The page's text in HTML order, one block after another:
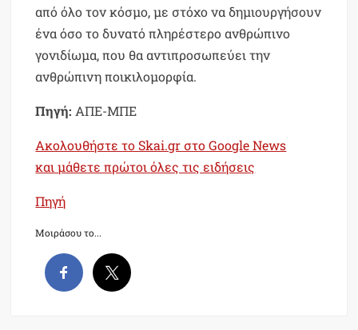
από όλο τον κόσμο, με στόχο να δημιουργήσουν
ένα όσο το δυνατό πληρέστερο ανθρώπινο
γονιδίωμα, που θα αντιπροσωπεύει την
ανθρώπινη ποικιλομορφία.
Πηγή: ΑΠΕ-ΜΠΕ
Ακολουθήστε το Skai.gr στο Google News
και μάθετε πρώτοι όλες τις ειδήσεις
Πηγή
Μοιράσου το...